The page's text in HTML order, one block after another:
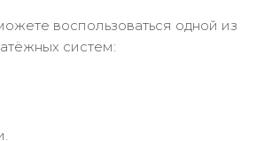
воспользоваться одной из
систем: